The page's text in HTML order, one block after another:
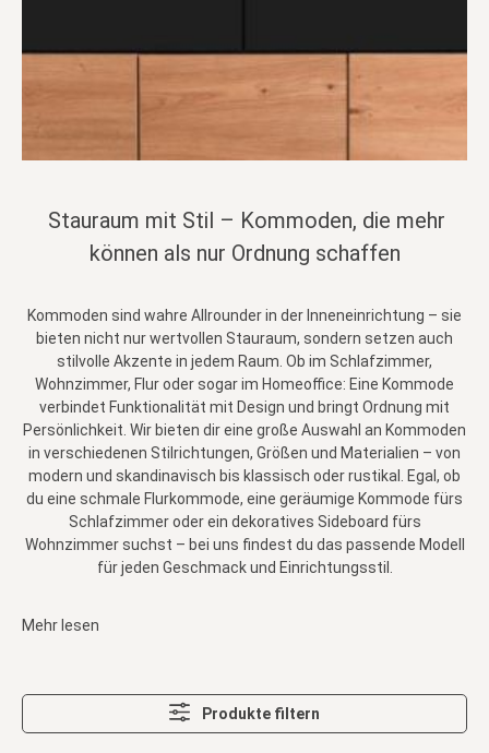
Stauraum mit Stil – Kommoden, die mehr
können als nur Ordnung schaffen
Kommoden sind wahre Allrounder in der Inneneinrichtung – sie
bieten nicht nur wertvollen Stauraum, sondern setzen auch
stilvolle Akzente in jedem Raum. Ob im Schlafzimmer,
Wohnzimmer, Flur oder sogar im Homeoffice: Eine Kommode
verbindet Funktionalität mit Design und bringt Ordnung mit
Persönlichkeit. Wir bieten dir eine große Auswahl an Kommoden
in verschiedenen Stilrichtungen, Größen und Materialien – von
modern und skandinavisch bis klassisch oder rustikal. Egal, ob
du eine schmale Flurkommode, eine geräumige Kommode fürs
Schlafzimmer oder ein dekoratives Sideboard fürs
Wohnzimmer suchst – bei uns findest du das passende Modell
für jeden Geschmack und Einrichtungsstil.
Mehr lesen
Produkte filtern